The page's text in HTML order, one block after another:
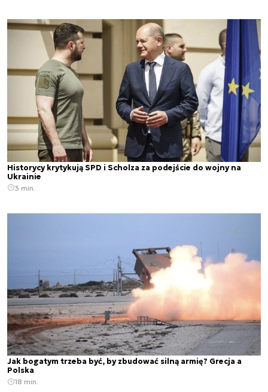
Historycy krytykują SPD i Scholza za podejście do wojny na
Ukrainie
3 min.
Jak bogatym trzeba być, by zbudować silną armię? Grecja a
Polska
18 min.